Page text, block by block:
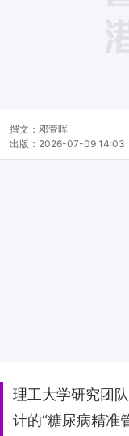
撰文： 邓萱晖
出版： 2026-07-09 14:03
理工大学研究团
计的“糖尿病精准